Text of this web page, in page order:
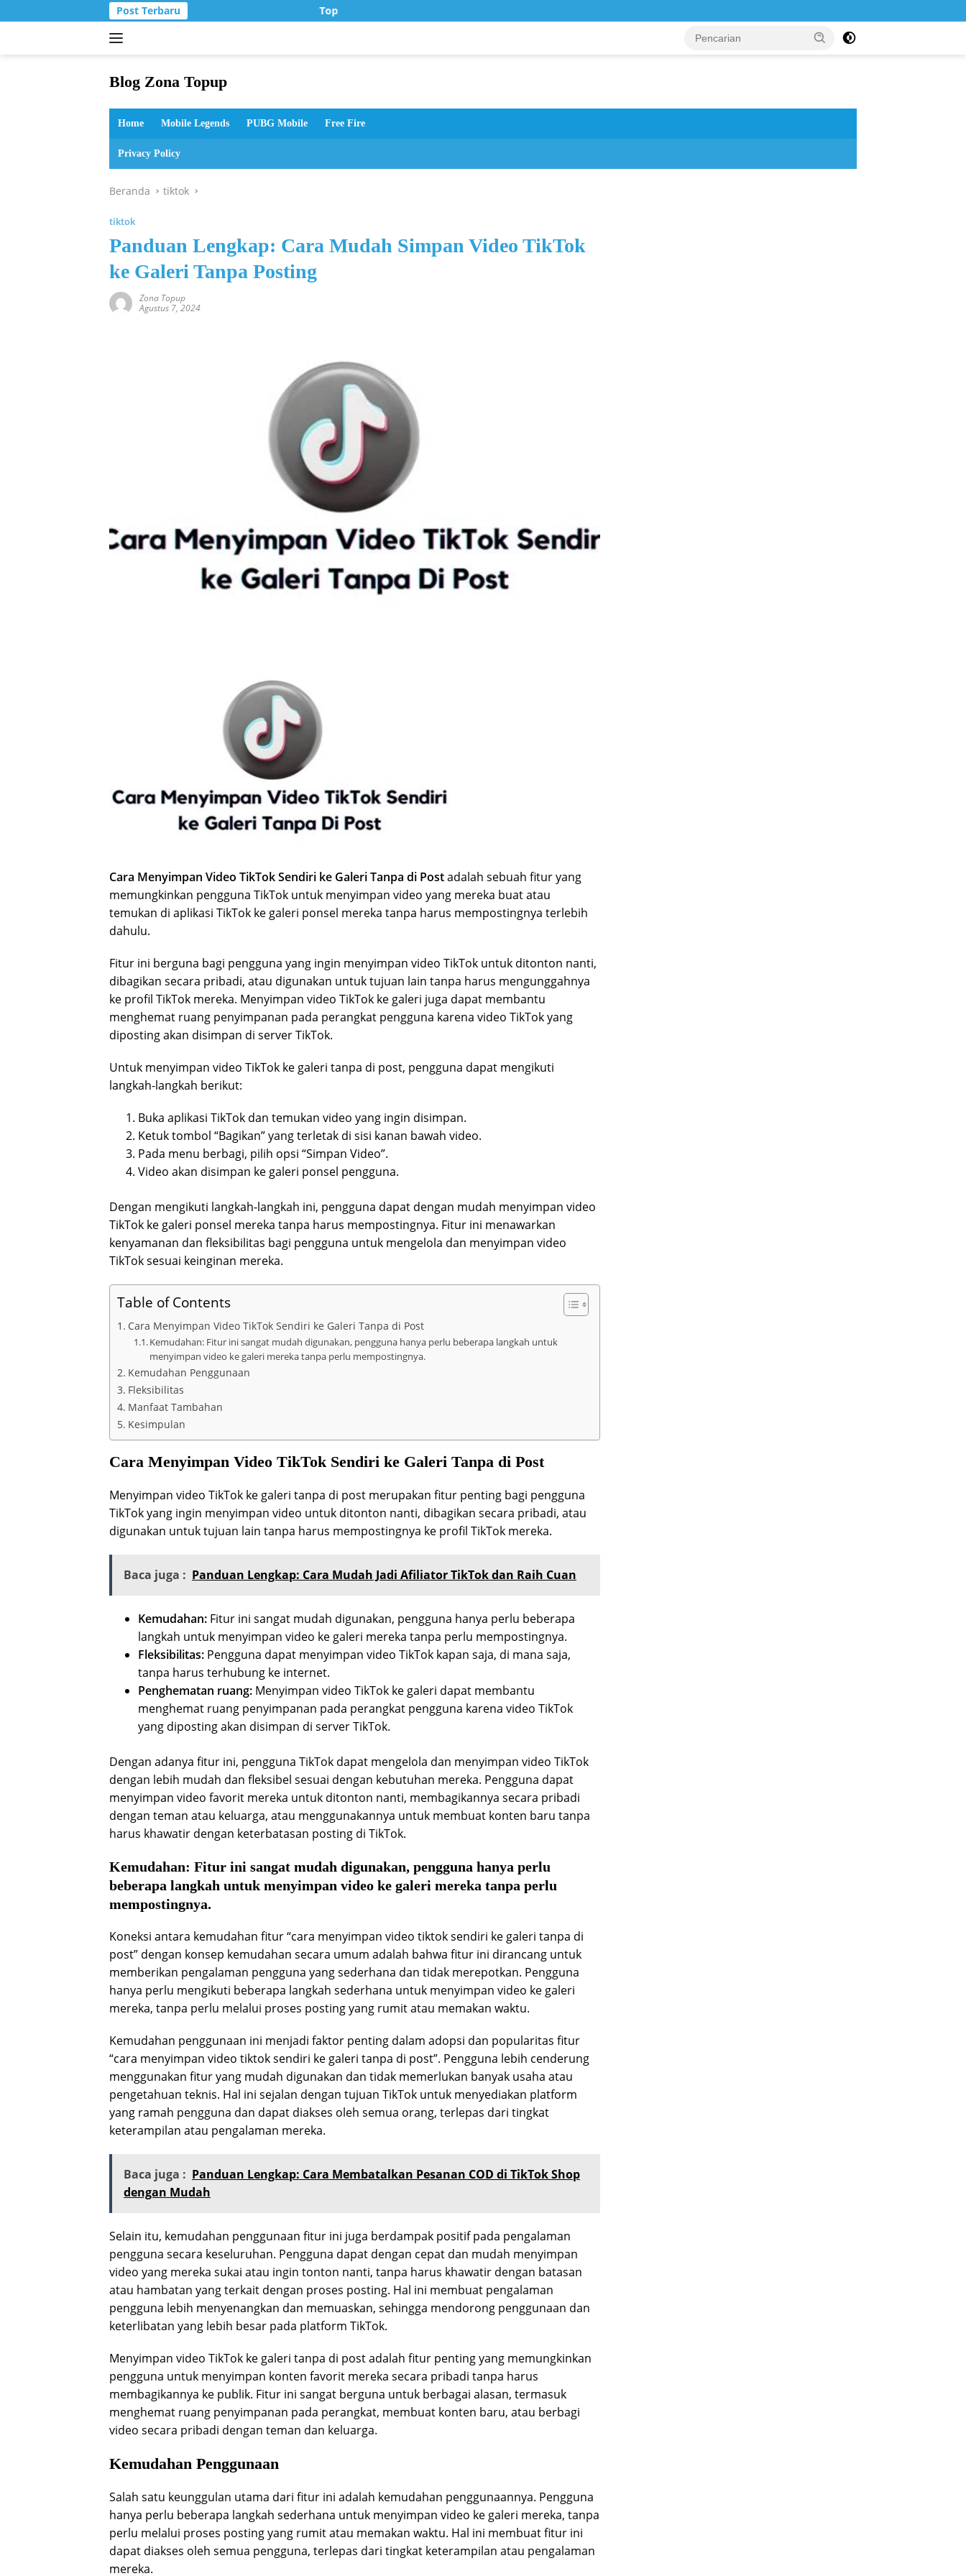
ke
Post Terbaru Top Up Murah di Zona Topup
Blog Zona Topup
dan
bermain
Home Mobile Legends PUBG Mobile Free Fire
Privacy Policy
Beranda tiktok
tiktok
Panduan Lengkap: Cara Mudah Simpan Video TikTok
ke Galeri Tanpa Posting
Zona Topup
Agustus 7, 2024
Cara Menyimpan Video TikTok Sendiri ke Galeri Tanpa di Postadalah sebuah fitur yang
memungkinkan pengguna TikTok untuk menyimpan video yang mereka buat atau
temukan di aplikasi TikTok ke galeri ponsel mereka tanpa harus mempostingnya terlebih
dahulu.
Fitur ini berguna bagi pengguna yang ingin menyimpan video TikTok untuk ditonton nanti,
dibagikan secara pribadi, atau digunakan untuk tujuan lain tanpa harus mengunggahnya
ke profil TikTok mereka. Menyimpan video TikTok ke galeri juga dapat membantu
menghemat ruang penyimpanan pada perangkat pengguna karena video TikTok yang
diposting akan disimpan di server TikTok.
Untuk menyimpan video TikTok ke galeri tanpa di post, pengguna dapat mengikuti
langkah-langkah berikut:
Buka aplikasi TikTok dan temukan video yang ingin disimpan.
Ketuk tombol “Bagikan” yang terletak di sisi kanan bawah video.
Pada menu berbagi, pilih opsi “Simpan Video”.
Video akan disimpan ke galeri ponsel pengguna.
Dengan mengikuti langkah-langkah ini, pengguna dapat dengan mudah menyimpan video
TikTok ke galeri ponsel mereka tanpa harus mempostingnya. Fitur ini menawarkan
kenyamanan dan fleksibilitas bagi pengguna untuk mengelola dan menyimpan video
TikTok sesuai keinginan mereka.
Table of Contents
Cara Menyimpan Video TikTok Sendiri ke Galeri Tanpa di Post
Kemudahan: Fitur ini sangat mudah digunakan, pengguna hanya perlu beberapa langkah untuk
menyimpan video ke galeri mereka tanpa perlu mempostingnya.
Kemudahan Penggunaan
Fleksibilitas
Manfaat Tambahan
Kesimpulan
Cara Menyimpan Video TikTok Sendiri ke Galeri Tanpa di Post
Menyimpan video TikTok ke galeri tanpa di post merupakan fitur penting bagi pengguna
TikTok yang ingin menyimpan video untuk ditonton nanti, dibagikan secara pribadi, atau
digunakan untuk tujuan lain tanpa harus mempostingnya ke profil TikTok mereka.
Baca juga : Panduan Lengkap: Cara Mudah Jadi Afiliator TikTok dan Raih Cuan
Kemudahan: Fitur ini sangat mudah digunakan, pengguna hanya perlu beberapa
langkah untuk menyimpan video ke galeri mereka tanpa perlu mempostingnya.
Fleksibilitas: Pengguna dapat menyimpan video TikTok kapan saja, di mana saja,
tanpa harus terhubung ke internet.
Penghematan ruang: Menyimpan video TikTok ke galeri dapat membantu
menghemat ruang penyimpanan pada perangkat pengguna karena video TikTok
yang diposting akan disimpan di server TikTok.
Dengan adanya fitur ini, pengguna TikTok dapat mengelola dan menyimpan video TikTok
dengan lebih mudah dan fleksibel sesuai dengan kebutuhan mereka. Pengguna dapat
menyimpan video favorit mereka untuk ditonton nanti, membagikannya secara pribadi
dengan teman atau keluarga, atau menggunakannya untuk membuat konten baru tanpa
harus khawatir dengan keterbatasan posting di TikTok.
Kemudahan: Fitur ini sangat mudah digunakan, pengguna hanya perlu
beberapa langkah untuk menyimpan video ke galeri mereka tanpa perlu
mempostingnya.
Koneksi antara kemudahan fitur “cara menyimpan video tiktok sendiri ke galeri tanpa di
post” dengan konsep kemudahan secara umum adalah bahwa fitur ini dirancang untuk
memberikan pengalaman pengguna yang sederhana dan tidak merepotkan. Pengguna
hanya perlu mengikuti beberapa langkah sederhana untuk menyimpan video ke galeri
mereka, tanpa perlu melalui proses posting yang rumit atau memakan waktu.
Kemudahan penggunaan ini menjadi faktor penting dalam adopsi dan popularitas fitur
“cara menyimpan video tiktok sendiri ke galeri tanpa di post”. Pengguna lebih cenderung
menggunakan fitur yang mudah digunakan dan tidak memerlukan banyak usaha atau
pengetahuan teknis. Hal ini sejalan dengan tujuan TikTok untuk menyediakan platform
yang ramah pengguna dan dapat diakses oleh semua orang, terlepas dari tingkat
keterampilan atau pengalaman mereka.
Baca juga : Panduan Lengkap: Cara Membatalkan Pesanan COD di TikTok Shop
dengan Mudah
Selain itu, kemudahan penggunaan fitur ini juga berdampak positif pada pengalaman
pengguna secara keseluruhan. Pengguna dapat dengan cepat dan mudah menyimpan
video yang mereka sukai atau ingin tonton nanti, tanpa harus khawatir dengan batasan
atau hambatan yang terkait dengan proses posting. Hal ini membuat pengalaman
pengguna lebih menyenangkan dan memuaskan, sehingga mendorong penggunaan dan
keterlibatan yang lebih besar pada platform TikTok.
Menyimpan video TikTok ke galeri tanpa di post adalah fitur penting yang memungkinkan
pengguna untuk menyimpan konten favorit mereka secara pribadi tanpa harus
membagikannya ke publik. Fitur ini sangat berguna untuk berbagai alasan, termasuk
menghemat ruang penyimpanan pada perangkat, membuat konten baru, atau berbagi
video secara pribadi dengan teman dan keluarga.
Kemudahan Penggunaan
Salah satu keunggulan utama dari fitur ini adalah kemudahan penggunaannya. Pengguna
hanya perlu beberapa langkah sederhana untuk menyimpan video ke galeri mereka, tanpa
perlu melalui proses posting yang rumit atau memakan waktu. Hal ini membuat fitur ini
dapat diakses oleh semua pengguna, terlepas dari tingkat keterampilan atau pengalaman
mereka.